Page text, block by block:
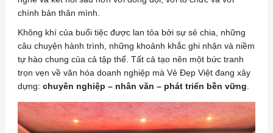
chính bản thân mình.
Không khí của buổi tiệc được lan tỏa bởi sự sẻ chia, những
câu chuyện hành trình, những khoảnh khắc ghi nhận và niềm
tự hào chung của cả tập thể. Tất cả tạo nên một bức tranh
trọn vẹn về văn hóa doanh nghiệp mà Vẻ Đẹp Việt đang xây
dựng: chuyên nghiệp – nhân văn – phát triển bền vững